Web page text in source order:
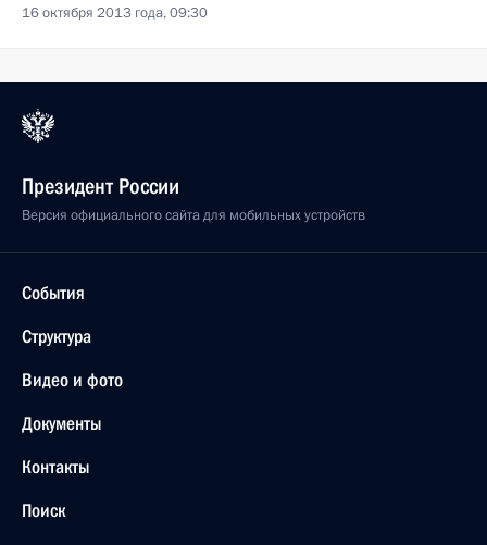
16 октября 2013 года, 09:30
Президент России
Версия официального сайта для мобильных устройств
События
Структура
Видео и фото
Документы
Контакты
Поиск